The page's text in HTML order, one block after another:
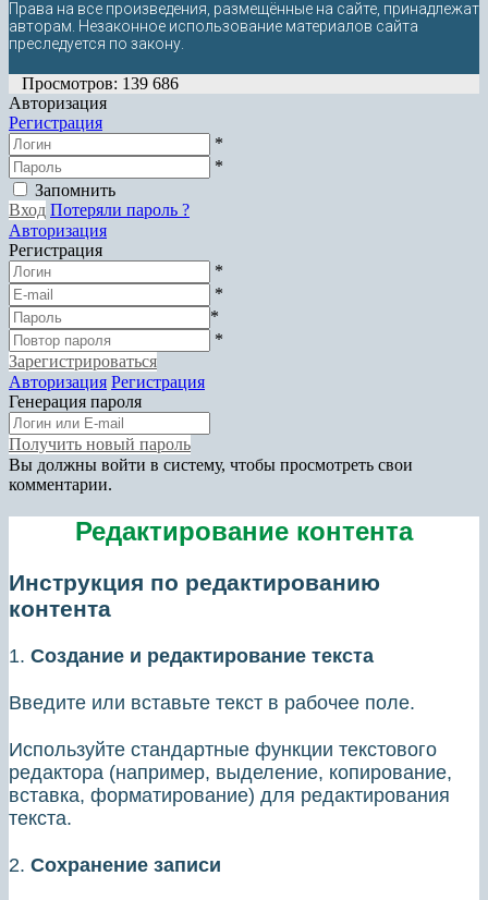
Права на все произведения, размещённые на сайте, принадлежат
авторам. Незаконное использование материалов сайта
преследуется по закону.
Просмотров: 139 686
Авторизация
Регистрация
*
*
Запомнить
Вход Потеряли пароль ?
Авторизация
Регистрация
*
*
*
*
Зарегистрироваться
Авторизация Регистрация
Генерация пароля
Получить новый пароль
Вы должны войти в систему, чтобы просмотреть свои
комментарии.
Редактирование контента
Инструкция по редактированию
контента
1. Создание и редактирование текста
Введите или вставьте текст в рабочее поле.
Используйте стандартные функции текстового
редактора (например, выделение, копирование,
вставка, форматирование) для редактирования
текста.
2. Сохранение записи